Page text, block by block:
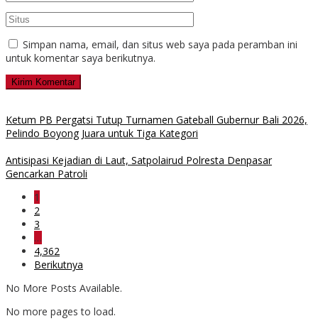
Simpan nama, email, dan situs web saya pada peramban ini
untuk komentar saya berikutnya.
Ketum PB Pergatsi Tutup Turnamen Gateball Gubernur Bali 2026,
Pelindo Boyong Juara untuk Tiga Kategori
Antisipasi Kejadian di Laut, Satpolairud Polresta Denpasar
Gencarkan Patroli
1
2
3
…
4,362
Berikutnya
No More Posts Available.
No more pages to load.